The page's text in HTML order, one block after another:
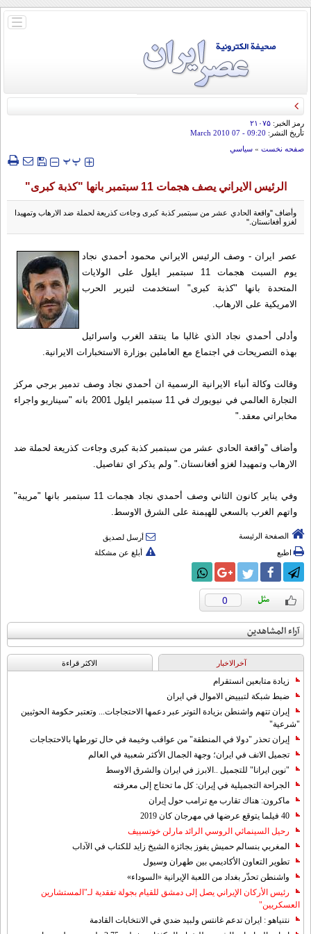
باز
رمز الخبر: ۲۱۰۷۵
تأريخ النشر: 09:20
- 07 March 2010
صفحه نخست » سياسي
‍‍‍ پپ
الرئيس الايراني يصف هجمات 11 سبتمبر بانها "كذبة كبرى"
وأضاف "واقعة الحادي عشر من سبتمبر كذبة كبرى وجاءت كذريعة لحملة ضد الارهاب وتمهيدا
لغزو أفغانستان."
عصر ایران - وصف الرئيس الايراني محمود أحمدي نجاد
يوم السبت هجمات 11 سبتمبر ايلول على الولايات
المتحدة بانها "كذبة كبرى" استخدمت لتبرير الحرب
الامريكية على الارهاب.
وأدلى أحمدي نجاد الذي غالبا ما ينتقد الغرب واسرائيل
بهذه التصريحات في اجتماع مع العاملين بوزارة الاستخبارات الایرانیة.
وقالت وكالة أنباء الایرانیة الرسمیة ان أحمدي نجاد وصف تدمير برجي مركز
التجارة العالمي في نيويورك في 11 سبتمبر ايلول 2001 بانه "سيناريو واجراء
مخابراتي معقد."
وأضاف "واقعة الحادي عشر من سبتمبر كذبة كبرى وجاءت كذريعة لحملة ضد
الارهاب وتمهيدا لغزو أفغانستان." ولم يذكر اي تفاصيل.
وفي يناير كانون الثاني وصف أحمدي نجاد هجمات 11 سبتمبر بانها "مريبة"
واتهم الغرب بالسعي للهيمنة على الشرق الاوسط.
الصفحة الرئيسة
أرسل لصديق
اطبع
أبلغ عن مشكلة
0
آراء المشاهدين
آخرالاخبار الاکثر قراءة
زيادة متابعين انستقرام
ضبط شبكة لتبييض الاموال في ايران
إيران تتهم واشنطن بزيادة التوتر عبر دعمها الاحتجاجات... وتعتبر حكومة الحوثيين
"شرعية"
إيران تحذر "دولا في المنطقة" من عواقب وخيمة في حال تورطها بالاحتجاجات
تجميل الانف في ايران؛ وجهة الجمال الأكثر شعبية في العالم
"نوين ايرانا" للتجميل ..الابرز في ايران والشرق الاوسط
الجراحة التجميلية في إيران: كل ما تحتاج إلى معرفته
ماكرون: هناك تقارب مع ترامب حول إيران
40 فيلما يتوقع عرضها في مهرجان كان 2019
رحيل السينمائي الروسي الرائد مارلن خوتسييف
المغربي بنسالم حميش يفوز بجائزة الشيخ زايد للكتاب في الآداب
تطوير التعاون الأكاديمي بين طهران وسيول
واشنطن تحذّر بغداد من اللعبة الإيرانية «السوداء»
رئيس الأركان الإيراني يصل إلى دمشق للقيام بجولة تفقدية لـ"المستشارين
العسكريين"
نتنياهو : ايران تدعم غانتس ولبيد ضدي في الانتخابات القادمة